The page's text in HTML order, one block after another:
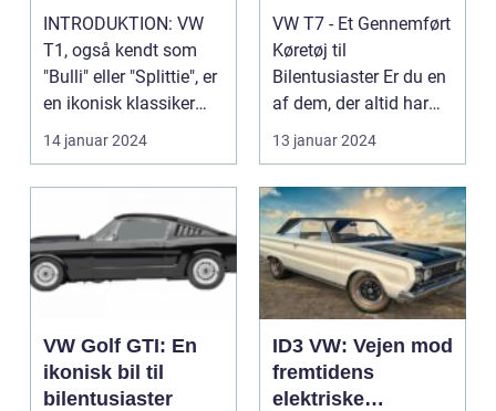
Bilverdenen
INTRODUKTION: VW
T1, også kendt som
"Bulli" eller "Splittie", er
en ikonisk klassiker
inden for bilv...
14 januar 2024
Rødder
VW T7 - Et Gennemført
Køretøj til
Bilentusiaster Er du en
af dem, der altid har
været fan af de iko...
13 januar 2024
VW Golf GTI: En
ikonisk bil til
bilentusiaster
ID3 VW: Vejen mod
fremtidens
elektriske